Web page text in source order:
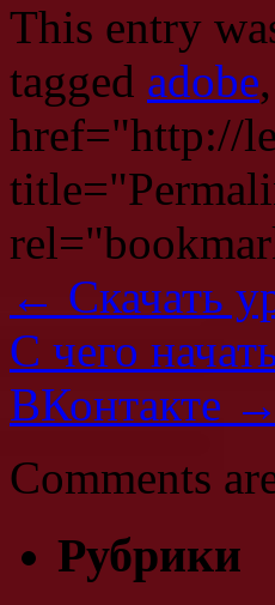
This entry
tagged adobe,
href="http://
← Скачать
С чего
ВКонтакте →
Comments
Рубрики